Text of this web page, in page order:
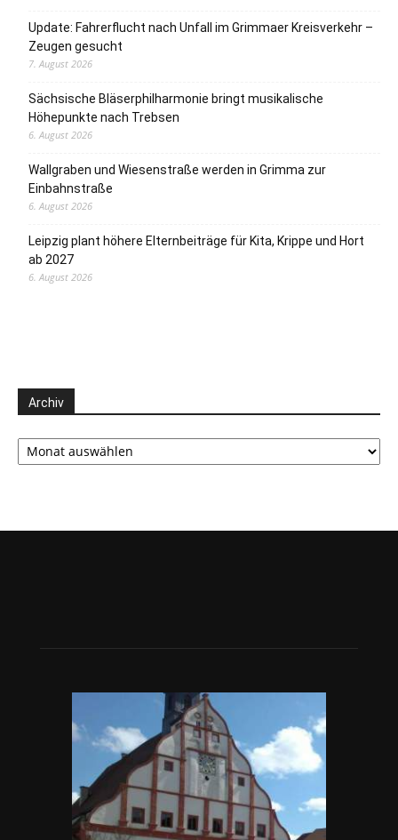
Update: Fahrerflucht nach Unfall im Grimmaer Kreisverkehr –
Zeugen gesucht
7. August 2026
Sächsische Bläserphilharmonie bringt musikalische
Höhepunkte nach Trebsen
6. August 2026
Wallgraben und Wiesenstraße werden in Grimma zur
Einbahnstraße
6. August 2026
Leipzig plant höhere Elternbeiträge für Kita, Krippe und Hort
ab 2027
6. August 2026
Archiv
Archiv